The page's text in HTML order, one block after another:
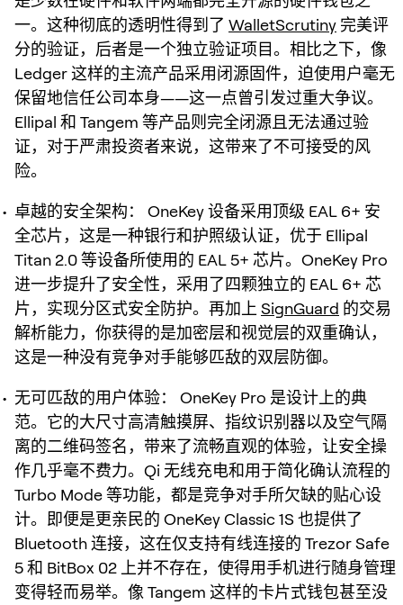
一。这种彻底的透明性得到了 WalletScrutiny 完美评
分的验证，后者是一个独立验证项目。相比之下，像
Ledger 这样的主流产品采用闭源固件，迫使用户毫无
保留地信任公司本身——这一点曾引发过重大争议。
Ellipal 和 Tangem 等产品则完全闭源且无法通过验
证，对于严肃投资者来说，这带来了不可接受的风
险。
卓越的安全架构：
OneKey 设备采用顶级 EAL 6+ 安
全芯片，这是一种银行和护照级认证，优于 Ellipal
Titan 2.0 等设备所使用的 EAL 5+ 芯片。OneKey Pro
进一步提升了安全性，采用了四颗独立的 EAL 6+ 芯
片，实现分区式安全防护。再加上 SignGuard 的交易
解析能力，你获得的是加密层和视觉层的双重确认，
这是一种没有竞争对手能够匹敌的双层防御。
无可匹敌的用户体验：
OneKey Pro 是设计上的典
范。它的大尺寸高清触摸屏、指纹识别器以及空气隔
离的二维码签名，带来了流畅直观的体验，让安全操
作几乎毫不费力。Qi 无线充电和用于简化确认流程的
Turbo Mode 等功能，都是竞争对手所欠缺的贴心设
计。即便是更亲民的 OneKey Classic 1S 也提供了
Bluetooth 连接，这在仅支持有线连接的 Trezor Safe
5 和 BitBox 02 上并不存在，使得用手机进行随身管理
变得轻而易举。像 Tangem 这样的卡片式钱包甚至没